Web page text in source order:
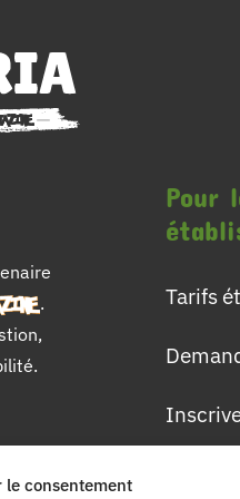
le consentement
.
Pour
Tarifs